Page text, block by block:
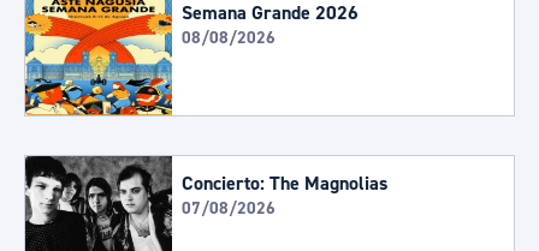
Semana Grande 2026
08/08/2026
Concierto: The Magnolias
07/08/2026